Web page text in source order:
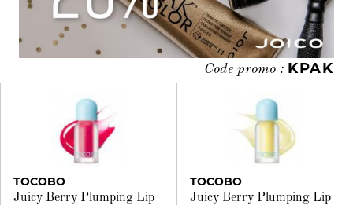
TOCOBO
Juicy Berry Plumping Lip
TOCOBO
Juicy Berry Plumping Lip
Code promo : KPAK